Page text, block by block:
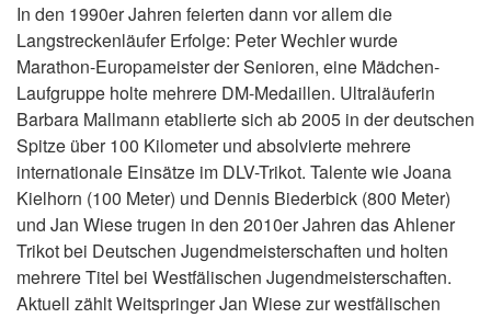
In den 1990er Jahren feierten dann vor allem die
Langstreckenläufer Erfolge: Peter Wechler wurde
Marathon-Europameister der Senioren, eine Mädchen-
Laufgruppe holte mehrere DM-Medaillen. Ultraläuferin
Barbara Mallmann etablierte sich ab 2005 in der deutschen
Spitze über 100 Kilometer und absolvierte mehrere
internationale Einsätze im DLV-Trikot. Talente wie Joana
Kielhorn (100 Meter) und Dennis Biederbick (800 Meter)
und Jan Wiese trugen in den 2010er Jahren das Ahlener
Trikot bei Deutschen Jugendmeisterschaften und holten
mehrere Titel bei Westfälischen Jugendmeisterschaften.
Aktuell zählt Weitspringer Jan Wiese zur westfälischen